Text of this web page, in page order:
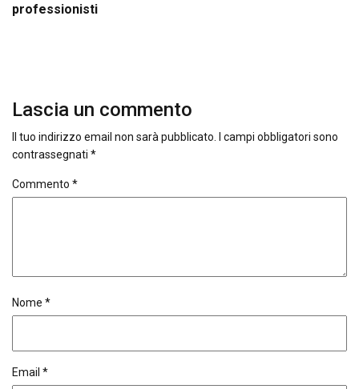
professionisti
Lascia un commento
Il tuo indirizzo email non sarà pubblicato. I campi obbligatori sono
contrassegnati *
Commento *
Nome *
Email *